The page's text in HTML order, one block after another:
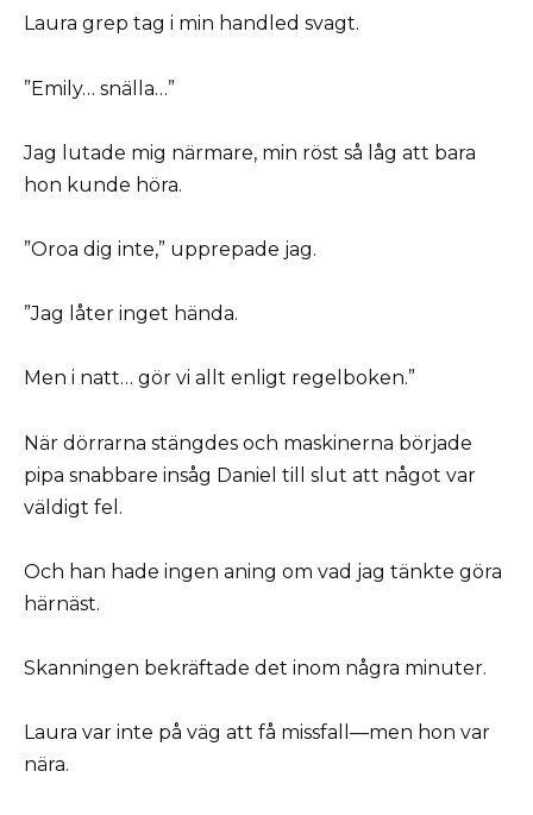
Laura grep tag i min handled svagt.
”Emily… snälla…”
Jag lutade mig närmare, min röst så låg att bara
hon kunde höra.
”Oroa dig inte,” upprepade jag.
”Jag låter inget hända.
Men i natt… gör vi allt enligt regelboken.”
När dörrarna stängdes och maskinerna började
pipa snabbare insåg Daniel till slut att något var
väldigt fel.
Och han hade ingen aning om vad jag tänkte göra
härnäst.
Skanningen bekräftade det inom några minuter.
Laura var inte på väg att få missfall—men hon var
nära.